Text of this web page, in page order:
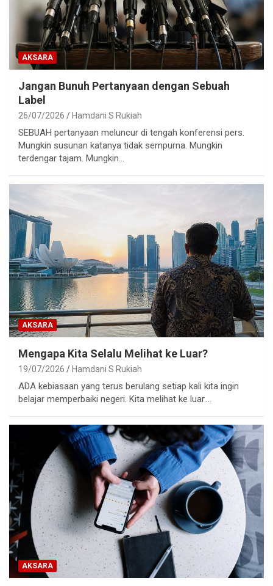
AKSARA
Jangan Bunuh Pertanyaan dengan Sebuah
Label
26/07/2026 Hamdani S Rukiah
SEBUAH pertanyaan meluncur di tengah konferensi pers.
Mungkin susunan katanya tidak sempurna. Mungkin
terdengar tajam. Mungkin…
AKSARA
Mengapa Kita Selalu Melihat ke Luar?
19/07/2026 Hamdani S Rukiah
ADA kebiasaan yang terus berulang setiap kali kita ingin
belajar memperbaiki negeri. Kita melihat ke luar.…
AKSARA